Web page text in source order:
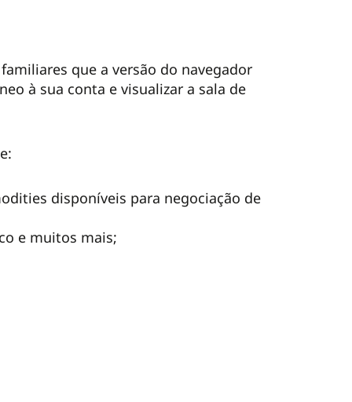
que a versão do navegador
à sua conta e visualizar a sala de
disponíveis para negociação de
e muitos mais;